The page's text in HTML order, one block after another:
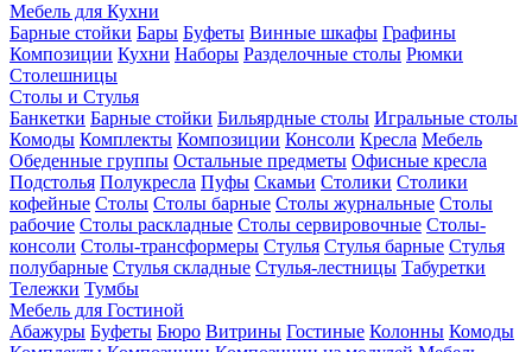
Мебель для Кухни
Барные стойки Бары Буфеты Винные шкафы Графины
Композиции Кухни Наборы Разделочные столы Рюмки
Столешницы
Столы и Стулья
Банкетки Барные стойки Бильярдные столы Игральные столы
Комоды Комплекты Композиции Консоли Кресла Мебель
Обеденные группы Остальные предметы Офисные кресла
Подстолья Полукресла Пуфы Скамьи Столики Столики
кофейные Столы Столы барные Столы журнальные Столы
рабочие Столы раскладные Столы сервировочные Столы-
консоли Столы-трансформеры Стулья Стулья барные Стулья
полубарные Стулья складные Стулья-лестницы Табуретки
Тележки Тумбы
Мебель для Гостиной
Абажуры Буфеты Бюро Витрины Гостиные Колонны Комоды